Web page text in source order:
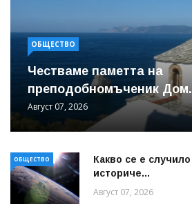
ОБЩЕСТВО
Честваме паметта на
преподобномъченик
Август 07, 2026
ОБЩЕСТВО
Какво се е случило
историче...
Август 07, 2026